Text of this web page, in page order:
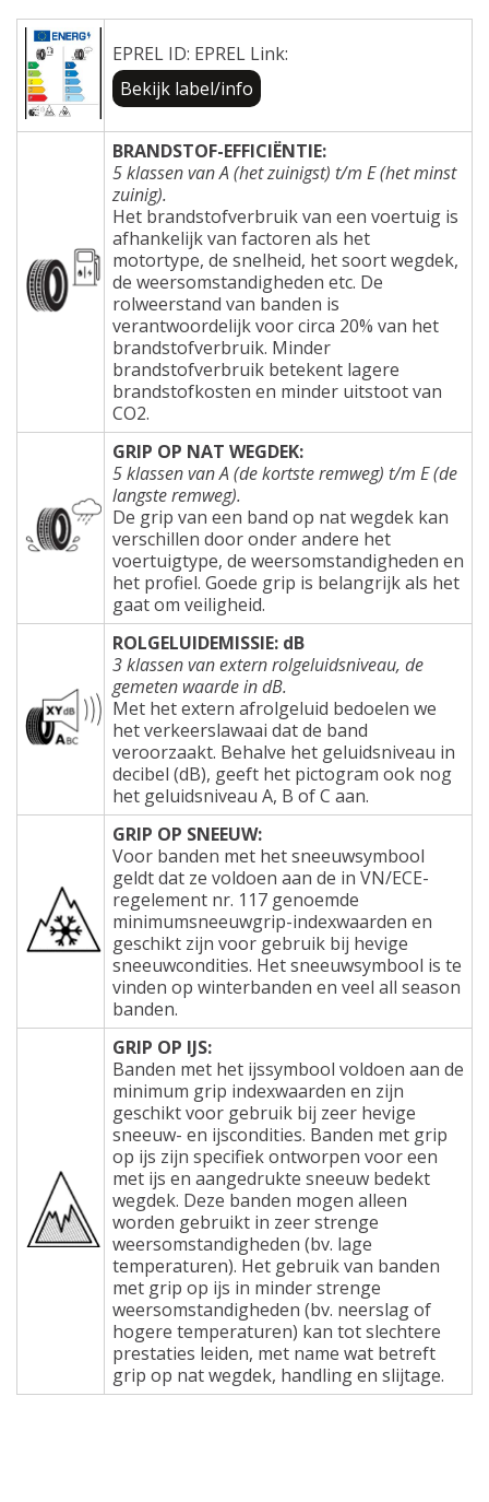
EPREL ID: EPREL Link:
Bekijk label/info
BRANDSTOF-EFFICIËNTIE:
5 klassen van A (het zuinigst) t/m E (het minst
zuinig).
Het brandstofverbruik van een voertuig is
afhankelijk van factoren als het
motortype, de snelheid, het soort wegdek,
de weersomstandigheden etc. De
rolweerstand van banden is
verantwoordelijk voor circa 20% van het
brandstofverbruik. Minder
brandstofverbruik betekent lagere
brandstofkosten en minder uitstoot van
CO2.
GRIP OP NAT WEGDEK:
5 klassen van A (de kortste remweg) t/m E (de
langste remweg).
De grip van een band op nat wegdek kan
verschillen door onder andere het
voertuigtype, de weersomstandigheden en
het profiel. Goede grip is belangrijk als het
gaat om veiligheid.
ROLGELUIDEMISSIE: dB
3 klassen van extern rolgeluidsniveau, de
gemeten waarde in dB.
Met het extern afrolgeluid bedoelen we
het verkeerslawaai dat de band
veroorzaakt. Behalve het geluidsniveau in
decibel (dB), geeft het pictogram ook nog
het geluidsniveau A, B of C aan.
GRIP OP SNEEUW:
Voor banden met het sneeuwsymbool
geldt dat ze voldoen aan de in VN/ECE-
regelement nr. 117 genoemde
minimumsneeuwgrip-indexwaarden en
geschikt zijn voor gebruik bij hevige
sneeuwcondities. Het sneeuwsymbool is te
vinden op winterbanden en veel all season
banden.
GRIP OP IJS:
Banden met het ijssymbool voldoen aan de
minimum grip indexwaarden en zijn
geschikt voor gebruik bij zeer hevige
sneeuw- en ijscondities. Banden met grip
op ijs zijn specifiek ontworpen voor een
met ijs en aangedrukte sneeuw bedekt
wegdek. Deze banden mogen alleen
worden gebruikt in zeer strenge
weersomstandigheden (bv. lage
temperaturen). Het gebruik van banden
met grip op ijs in minder strenge
weersomstandigheden (bv. neerslag of
hogere temperaturen) kan tot slechtere
prestaties leiden, met name wat betreft
grip op nat wegdek, handling en slijtage.